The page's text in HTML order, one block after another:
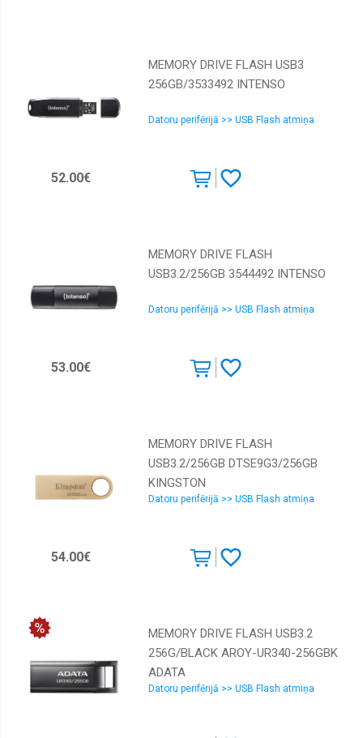
MEMORY DRIVE FLASH USB3
256GB/3533492 INTENSO
Datoru perifērijā >> USB Flash atmiņa
52.00€
MEMORY DRIVE FLASH
USB3.2/256GB 3544492 INTENSO
Datoru perifērijā >> USB Flash atmiņa
53.00€
MEMORY DRIVE FLASH
USB3.2/256GB DTSE9G3/256GB
KINGSTON
Datoru perifērijā >> USB Flash atmiņa
54.00€
MEMORY DRIVE FLASH USB3.2
256G/BLACK AROY-UR340-256GBK
ADATA
Datoru perifērijā >> USB Flash atmiņa